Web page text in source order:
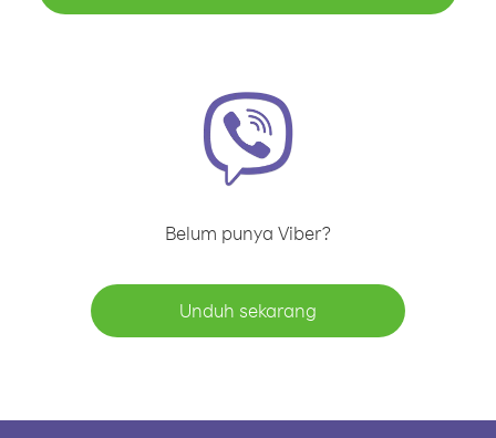
Belum punya Viber?
Unduh sekarang